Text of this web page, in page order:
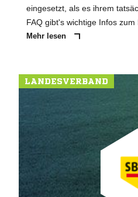
eingesetzt, als es ihrem
FAQ gibt's wichtige Infos zum
Mehr lesen
LANDESVERBAND